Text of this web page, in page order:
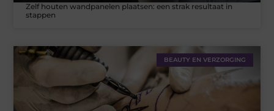
Zelf houten wandpanelen plaatsen: een strak resultaat in
stappen
BEAUTY EN VERZORGING